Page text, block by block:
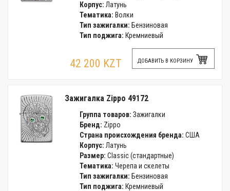
Корпус: Латунь
Тематика: Волки
Тип зажигалки: Бензиновая
Тип поджига: Кремниевый
42 200 KZT ДОБАВИТЬ В КОРЗИНУ
Зажигалка Zippo 49172
Группа товаров: Зажигалки
Бренд: Zippo
Страна происхождения бренда: США
Корпус: Латунь
Размер: Classic (стандартные)
Тематика: Черепа и скелеты
Тип зажигалки: Бензиновая
Тип поджига: Кремниевый